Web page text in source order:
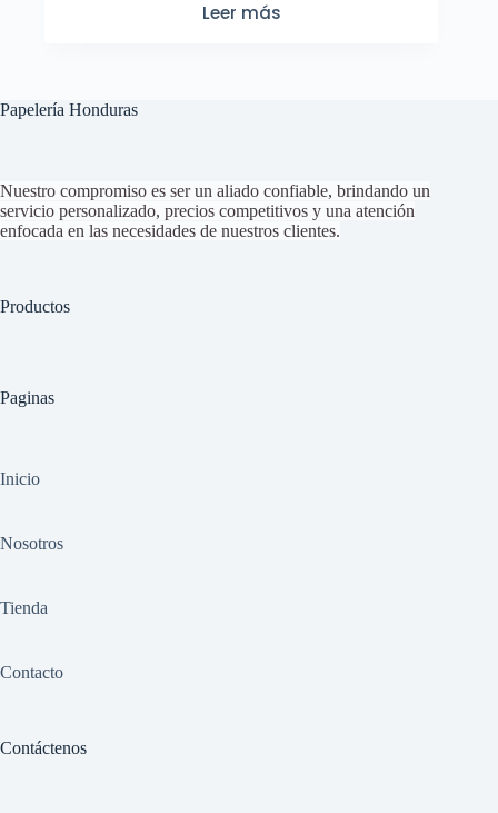
Leer más
Papelería Honduras
Nuestro compromiso es ser un aliado confiable, brindando un
servicio personalizado, precios competitivos y una atención
enfocada en las necesidades de nuestros clientes.
Productos
Paginas
Inicio
Nosotros
Tienda
Contacto
Contáctenos